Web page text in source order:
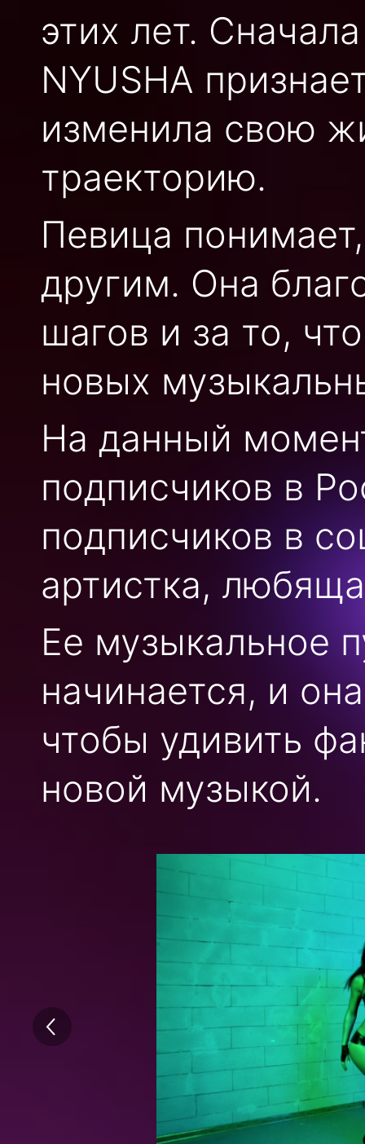
этих лет.
NYUSHA
изменила свою
траекторию.
Певица
другим. Она
шагов и за то,
новых
На данный
подписчиков в
подписчиков в
артистка,
Ее музыкальное
начинается, и
чтобы удивить
новой музыкой.